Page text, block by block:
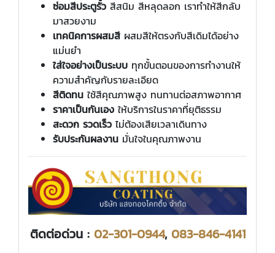
ซ่อมสีประตูรั้ว สีสนิม สีหลุดลอก เราทำให้สีกลับ
มาสวยงาม
เทคนิคการผสมสี ผสมสีให้ตรงกับสีเดิมได้อย่าง
แม่นยำ
ใส่ใจอย่างเป็นระบบ ทุกขั้นตอนของการทำงานให้
ความสำคัญกับรายละเอียด
สีติดทน ใช้สีคุณภาพสูง ทนทานต่อสภาพอากาศ
ราคาเป็นกันเอง ให้บริการในราคาที่ยุติธรรม
สะดวก รวดเร็ว ไม่ต้องเสียเวลาเดินทาง
รับประกันผลงาน มั่นใจในคุณภาพงาน
ติดต่อด่วน : 02-301-0944, 083-846-4141